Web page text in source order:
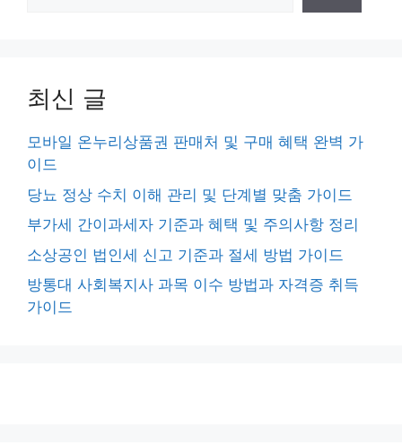
최신 글
모바일 온누리상품권 판매처 및 구매 혜택 완벽 가
이드
당뇨 정상 수치 이해 관리 및 단계별 맞춤 가이드
부가세 간이과세자 기준과 혜택 및 주의사항 정리
소상공인 법인세 신고 기준과 절세 방법 가이드
방통대 사회복지사 과목 이수 방법과 자격증 취득
가이드